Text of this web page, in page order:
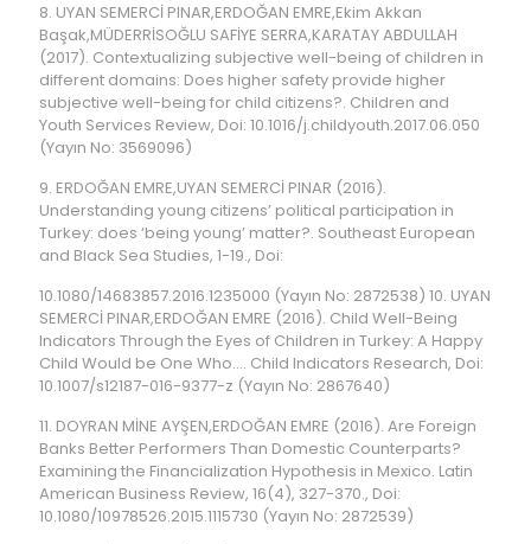
8. UYAN SEMERCİ PINAR,ERDOĞAN EMRE,Ekim Akkan
Başak,MÜDERRİSOĞLU SAFİYE SERRA,KARATAY ABDULLAH
(2017). Contextualizing subjective well-being of children in
different domains: Does higher safety provide higher
subjective well-being for child citizens?. Children and
Youth Services Review, Doi: 10.1016/j.childyouth.2017.06.050
(Yayın No: 3569096)
9. ERDOĞAN EMRE,UYAN SEMERCİ PINAR (2016).
Understanding young citizens’ political participation in
Turkey: does ‘being young’ matter?. Southeast European
and Black Sea Studies, 1-19., Doi:
10.1080/14683857.2016.1235000 (Yayın No: 2872538) 10. UYAN
SEMERCİ PINAR,ERDOĞAN EMRE (2016). Child Well-Being
Indicators Through the Eyes of Children in Turkey: A Happy
Child Would be One Who…. Child Indicators Research, Doi:
10.1007/s12187-016-9377-z (Yayın No: 2867640)
11. DOYRAN MİNE AYŞEN,ERDOĞAN EMRE (2016). Are Foreign
Banks Better Performers Than Domestic Counterparts?
Examining the Financialization Hypothesis in Mexico. Latin
American Business Review, 16(4), 327-370., Doi:
10.1080/10978526.2015.1115730 (Yayın No: 2872539)